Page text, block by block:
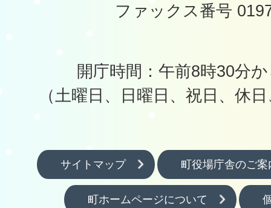
ファックス番号
開庁時間：午前8時30分
（土曜日、日曜日、祝日、休
サイトマップ 町役場庁舎のご案
町ホームページについて